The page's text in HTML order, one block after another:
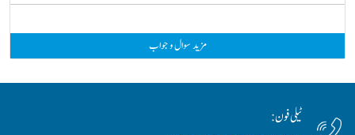
مزید سوال و جواب
ٹیلی فون: